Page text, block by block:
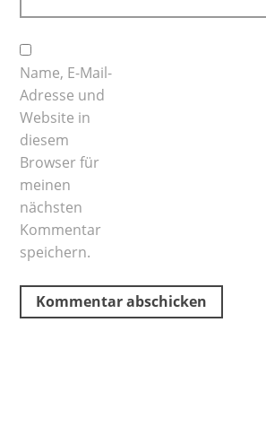
Name, E-Mail-
Adresse und
Website in
diesem
Browser für
meinen
nächsten
Kommentar
speichern.